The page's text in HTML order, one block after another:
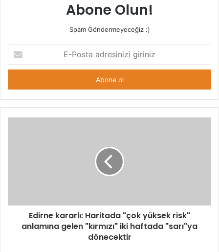
Abone Olun!
Spam Göndermeyeceğiz :)
Posta
adresinizi
Edirne kararlı: Haritada "çok yüksek risk"
anlamına gelen "kırmızı" iki haftada "sarı"ya
dönecektir